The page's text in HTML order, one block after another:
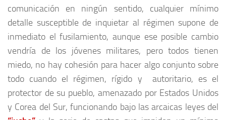
comunicación en ningún sentido, cualquier mínimo
detalle susceptible de inquietar al régimen supone de
inmediato el fusilamiento, aunque ese posible cambio
vendría de los jóvenes militares, pero todos tienen
miedo, no hay cohesión para hacer algo conjunto sobre
todo cuando el régimen, rígido y autoritario, es el
protector de su pueblo, amenazado por Estados Unidos
y Corea del Sur, funcionando bajo las arcaicas leyes del